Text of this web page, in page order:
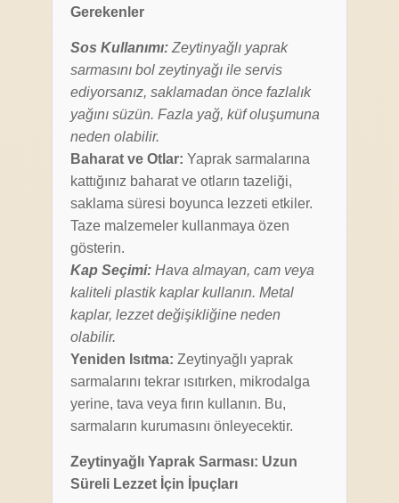
Gerekenler
Sos Kullanımı:Zeytinyağlı yaprak
sarmasını bol zeytinyağı ile servis
ediyorsanız, saklamadan önce fazlalık
yağını süzün. Fazla yağ, küf oluşumuna
neden olabilir.
Baharat ve Otlar: Yaprak sarmalarına
kattığınız baharat ve otların tazeliği,
saklama süresi boyunca lezzeti etkiler.
Taze malzemeler kullanmaya özen
gösterin.
Kap Seçimi:Hava almayan, cam veya
kaliteli plastik kaplar kullanın. Metal
kaplar, lezzet değişikliğine neden
olabilir.
Yeniden Isıtma: Zeytinyağlı yaprak
sarmalarını tekrar ısıtırken, mikrodalga
yerine, tava veya fırın kullanın. Bu,
sarmaların kurumasını önleyecektir.
Zeytinyağlı Yaprak Sarması: Uzun
Süreli Lezzet İçin İpuçları